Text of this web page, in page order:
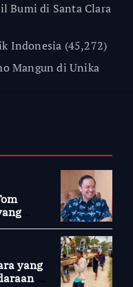
Bumi di Santa Clara
Indonesia (45,272)
Mangun di Unika
yang
di